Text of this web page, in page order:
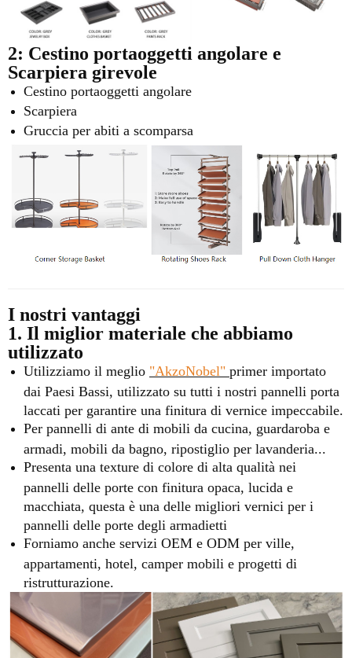
2: Cestino portaoggetti angolare e
Scarpiera girevole
Cestino portaoggetti angolare
Scarpiera
Gruccia per abiti a scomparsa
I nostri vantaggi
1. Il miglior materiale che abbiamo
utilizzato
Utilizziamo il meglio "AkzoNobel" primer importato
dai Paesi Bassi, utilizzato su tutti i nostri pannelli porta
laccati per garantire una finitura di vernice impeccabile.
Per pannelli di ante di mobili da cucina, guardaroba e
armadi, mobili da bagno, ripostiglio per lavanderia...
Presenta una texture di colore di alta qualità nei
pannelli delle porte con finitura opaca, lucida e
macchiata, questa è una delle migliori vernici per i
pannelli delle porte degli armadietti
Forniamo anche servizi OEM e ODM per ville,
appartamenti, hotel, camper mobili e progetti di
ristrutturazione.